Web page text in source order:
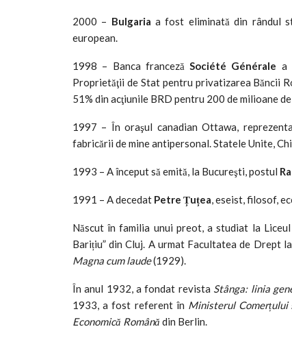
2000 – Bulgaria a fost eliminată din rândul
european.
1998 – Banca francezăSociété Générale a
Proprietăţii de Stat pentru privatizarea Băncii
51% din acţiunile BRD pentru 200 de milioane
1997 – În oraşul canadian Ottawa,
fabricării de mine antipersonal. Statele Unite,
1993 – A început să emită, la Bucureşti, postul
1991 – A decedat Petre Țuțea, eseist, filosof,
Născut în familia unui preot, a studiat la Liceul
Barițiu” din Cluj. A urmat Facultatea de Drept
Magna cum laude(1929).
În anul 1932, a fondat revista Stânga: linia
1933, a fost referent în Ministerul
Economică Română din Berlin.